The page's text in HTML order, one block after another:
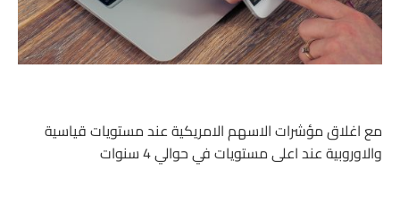
مع اغلاق مؤشرات الاسهم الامريكية عند مستويات قياسية
والاوروبية عند اعلى مستويات في حوالي 4 سنوات